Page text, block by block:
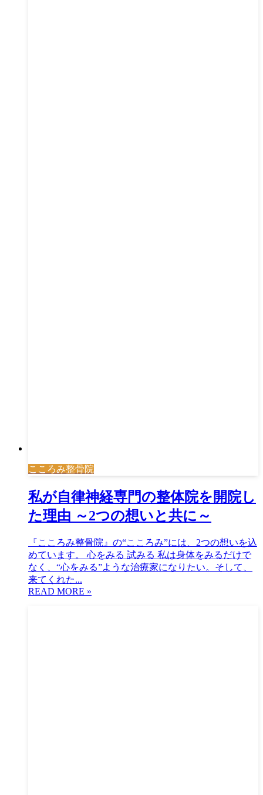
こころみ整骨院
私が自律神経専門の整体院を開院し
た理由 ～2つの想いと共に～
『こころみ整骨院』の“こころみ”には、2つの想いを込
めています。 心をみる 試みる 私は身体をみるだけで
なく、“心をみる”ような治療家になりたい。そして、
来てくれた...